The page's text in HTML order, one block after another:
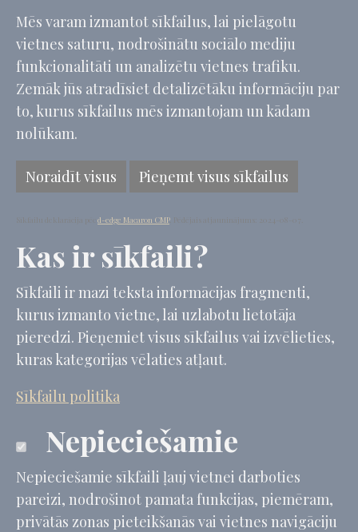
Mēs varam izmantot sīkfailus, lai pielāgotu
vietnes saturu, nodrošinātu sociālo mediju
funkcionalitāti un analizētu vietnes trafiku.
Zemāk jūs atradīsiet detalizētāku informāciju par
to, kurus sīkfailus mēs izmantojam un kādam
nolūkam.
Noraidīt visus Pieņemt visus sīkfailus
d-edge Macaron CMP. Pēdējais atjauninājums: 2024-08-07.
Kas ir sīkfaili?
Sīkfaili ir mazi teksta informācijas fragmenti,
kurus izmanto vietne, lai uzlabotu lietotāja
pieredzi. Pieņemiet visus sīkfailus vai izvēlieties,
kuras kategorijas vēlaties atļaut.
Sīkfailu politika
Nepieciešamie
Nepieciešamie sīkfaili ļauj vietnei darboties
pareizi, nodrošinot pamata funkcijas, piemēram,
privātās zonas pieteikšanās vai vietnes navigāciju